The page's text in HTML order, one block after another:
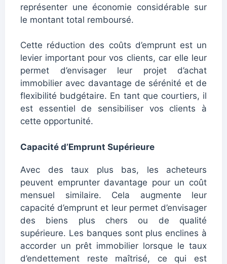
représenter une économie considérable sur
le montant total remboursé.
Cette réduction des coûts d’emprunt est un
levier important pour vos clients, car elle leur
permet d’envisager leur projet d’achat
immobilier avec davantage de sérénité et de
flexibilité budgétaire. En tant que courtiers, il
est essentiel de sensibiliser vos clients à
cette opportunité.
Capacité d’Emprunt Supérieure
Avec des taux plus bas, les acheteurs
peuvent emprunter davantage pour un coût
mensuel similaire. Cela augmente leur
capacité d’emprunt et leur permet d’envisager
des biens plus chers ou de qualité
supérieure. Les banques sont plus enclines à
accorder un prêt immobilier lorsque le taux
d’endettement reste maîtrisé, ce qui est